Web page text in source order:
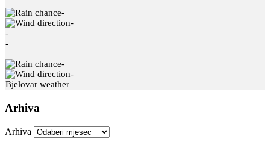
-
-
-
-
-
-
Bjelovar weather
Arhiva
Arhiva